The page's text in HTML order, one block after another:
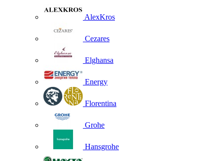
AlexKros
Cezares
Elghansa
Energy
Florentina
Grohe
Hansgrohe